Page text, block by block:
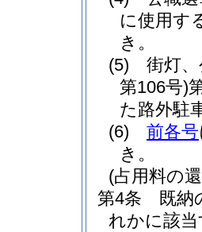
に使用す
き。
(5)
街灯
第106号)
た路外駐
(6)
前各号
き。
(占用料の
第4条
既納
れかに該